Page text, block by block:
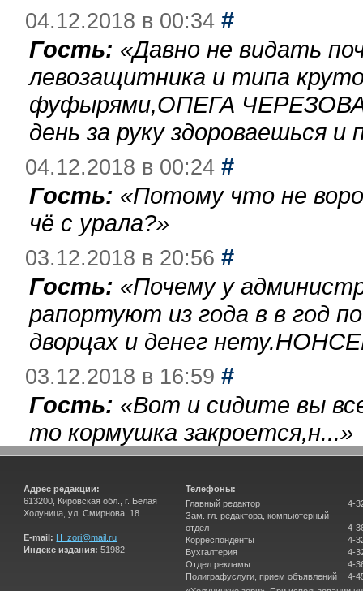
04.12.2018 в 00:34 #
Гость: «Давно не видать
левозащитника и типа
фуфырями,ОПЕГА
день за руку здороваешься
04.12.2018 в 00:24 #
Гость: «Потому что не
чё с урала?»
03.12.2018 в 20:56 #
Гость: «Почему у
рапортуют из года в в год
дворцах и денег
03.12.2018 в 16:59 #
Гость: «Вот и сидите вы
то кормушка закроется,н...»
Адрес редакции:
613200, Кировская обл., г. Белая
Холуница, ул. Смирнова, 18
E-mail: H_zori@mail.ru
Индекс издания: 51982
Телефоны:
Главный редактор
Зам. гл. редактора, компьютерный
отдел
Корреспонденты
Бухгалтерия
Отдел рекламы
Полиграфуслуги, прием объявлений
4-
4-
4-
4-
4-
4-